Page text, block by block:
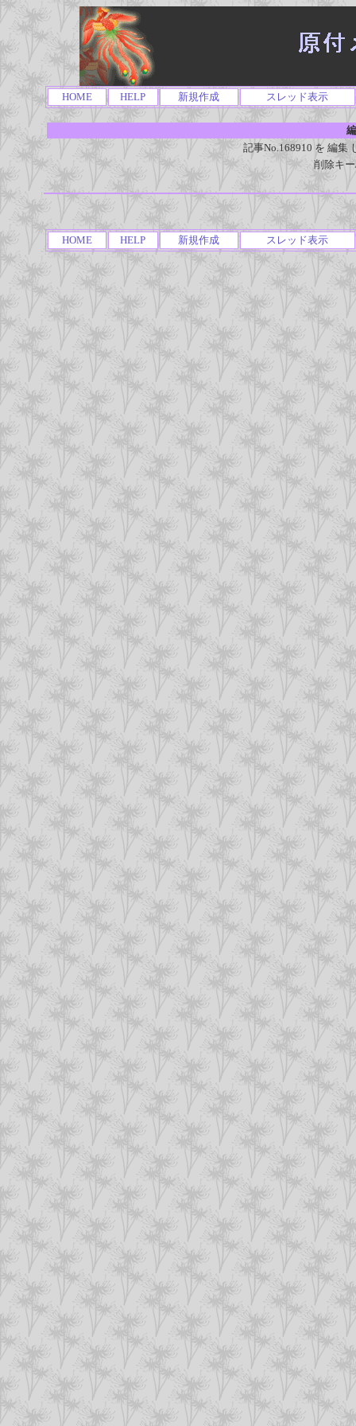
HOME HELP 新規作成 スレッド表示
記事No.168910 を 編集
削除キ
HOME HELP 新規作成 スレッド表示